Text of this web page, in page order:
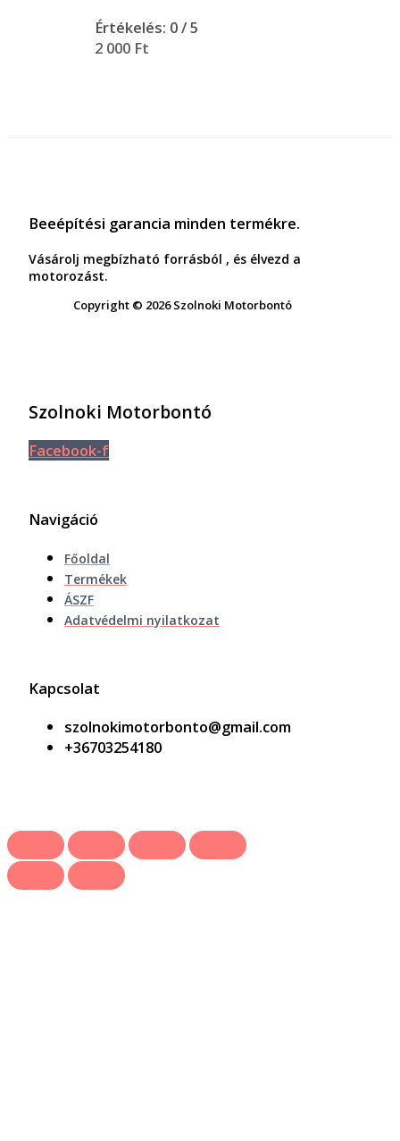
Értékelés: 0/ 5
2 000 Ft
Beeépítési garancia minden termékre.
Vásárolj megbízható forrásból , és élvezd a
motorozást.
Copyright © 2026 Szolnoki Motorbontó
Szolnoki Motorbontó
Facebook-f
Navigáció
Főoldal
Termékek
ÁSZF
Adatvédelmi nyilatkozat
Kapcsolat
szolnokimotorbonto@gmail.com
+36703254180